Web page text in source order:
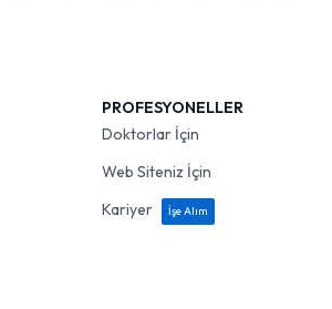
PROFESYONELLER
Doktorlar İçin
Web Siteniz İçin
Kariyer
İşe Alım